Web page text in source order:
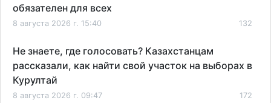
обязателен для всех
8 августа 2026 г. 15:40 132
Не знаете, где голосовать? Казахстанцам
рассказали, как найти свой участок на выборах в
Курултай
8 августа 2026 г. 09:47 172